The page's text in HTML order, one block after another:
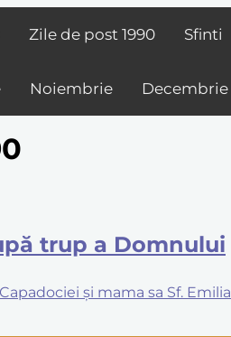
Zile de post 1990 Sfinti
Noiembrie Decembrie
trup a Domnului
și mama sa Sf. Emilia